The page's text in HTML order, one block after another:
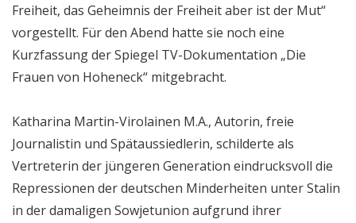
Freiheit, das Geheimnis der Freiheit aber ist der Mut“
vorgestellt. Für den Abend hatte sie noch eine
Kurzfassung der Spiegel TV-Dokumentation „Die
Frauen von Hoheneck“ mitgebracht.
Katharina Martin-Virolainen M.A., Autorin, freie
Journalistin und Spätaussiedlerin, schilderte als
Vertreterin der jüngeren Generation eindrucksvoll die
Repressionen der deutschen Minderheiten unter Stalin
in der damaligen Sowjetunion aufgrund ihrer